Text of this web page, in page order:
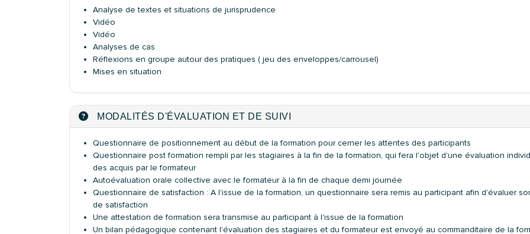
Analyse de textes et situations de jurisprudence
Vidéo
Vidéo
Analyses de cas
Réflexions en groupe autour des pratiques ( jeu des enveloppes/carrousel)
Mises en situation
MODALITÉS D'ÉVALUATION ET DE SUIVI
Questionnaire de positionnement au début de la formation pour cerner les attentes des participants
Questionnaire post formation rempli par les stagiaires à la fin de la formation, qui fera l'objet d'une évaluation
des acquis par le formateur
Autoévaluation orale collective avec le formateur à la fin de chaque demi journée
Questionnaire de satisfaction : A l'issue de la formation, un questionnaire sera remis au participant afin d'évaluer
de satisfaction
Une attestation de formation sera transmise au participant à l'issue de la formation
Un bilan pédagogique contenant l'évaluation des stagiaires et du formateur est envoyé au commanditaire de la